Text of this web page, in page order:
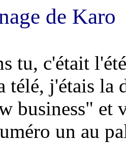
de Karo
tu, c'était
télé, j'étais la
business" et
un au